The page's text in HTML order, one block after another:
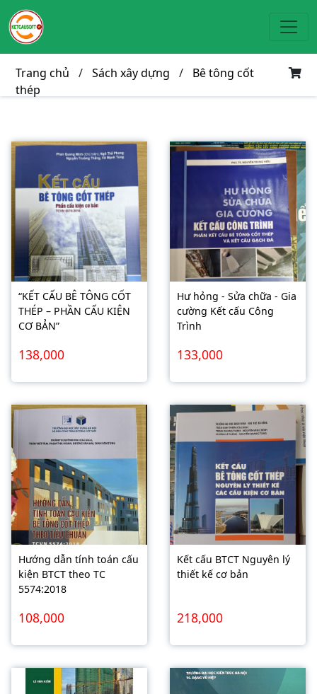
Trang chủ / Sách xây dựng /
Bê tông cốt
thép
“KẾT CẤU BÊ TÔNG CỐT
THÉP – PHẦN CẤU KIỆN
CƠ BẢN”
138,000
Hư hỏng - Sửa chữa - Gia
cường Kết cấu Công
Trình
133,000
Hướng dẫn tính toán cấu
kiện BTCT theo TC
5574:2018
108,000
Kết cấu BTCT Nguyên lý
thiết kế cơ bản
218,000